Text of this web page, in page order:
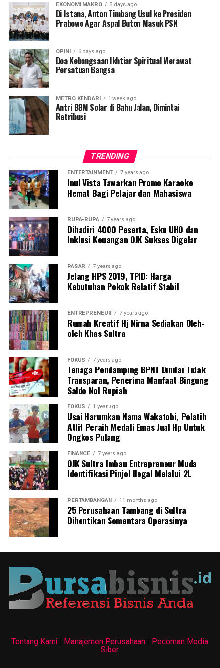
Pihak manajemen salah satu unit Phinisi Hospitality
yang terletak di Jl.Edy Sabara No.89 ini berharap, agar
promo yang ditawarkan tersebut dapat memberikan
manfaat dan kenyamanan untuk para customer.
“Besar harapan kami semoga promo-promo yang kami
tawarkan dapat mendongkrak penjualan hingga 20
persen. Yang terpenting, promo spesial kami
memberikan kenyamanan terhadap pelanggan,”
pungkasnya.
Penulis: Mery Oktavia
Post Views: 689
EKONOMI MAKRO 5 days ago
Di Istana, Anton Timbang Usul ke Presiden
Prabowo Agar Aspal Buton Masuk PSN
OPINI 6 days ago
Doa Kebangsaan Ikhtiar Spiritual Merawat
Persatuan Bangsa
METRO KENDARI 1 week ago
Antri BBM Solar di Bahu Jalan, Dimintai
Retribusi
TRENDING
ENTERTAINMENT 7 years ago
Inul Vista Tawarkan Promo Karaoke
Hemat Bagi Pelajar dan Mahasiswa
RUPA-RUPA 7 years ago
Dihadiri 4000 Peserta, Esku UHO dan
Inklusi Keuangan OJK Sukses Digelar
PASAR 7 years ago
Jelang HPS 2019, TPID: Harga
Kebutuhan Pokok Relatif Stabil
ENTREPRENEUR 7 years ago
Rumah Kreatif Hj Nirna Sediakan Oleh-
oleh Khas Sultra
FOKUS 7 years ago
Tenaga Pendamping BPNT Dinilai Tidak
Transparan, Penerima Manfaat Bingung
Saldo Nol Rupiah
FOKUS 1 year ago
Usai Harumkan Nama Wakatobi, Pelatih
Atlit Peraih Medali Emas Jual Hp Untuk
Ongkos Pulang
FINANCE 7 years ago
OJK Sultra Imbau Entrepreneur Muda
Identifikasi Pinjol Ilegal Melalui 2L
PERTAMBANGAN 11 months ago
25 Perusahaan Tambang di Sultra
Dihentikan Sementara Operasinya
Tentang Kami Manajemen Perusahaan
Pedoman Media
Siber